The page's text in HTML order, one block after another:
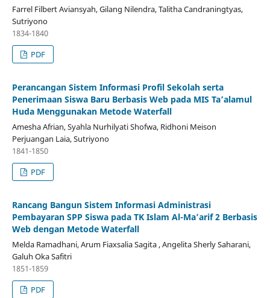
Farrel Filbert Aviansyah, Gilang Nilendra, Talitha Candraningtyas,
Sutriyono
1834-1840
PDF
Perancangan Sistem Informasi Profil Sekolah serta
Penerimaan Siswa Baru Berbasis Web pada MIS Ta’alamul
Huda Menggunakan Metode Waterfall
Amesha Afrian, Syahla Nurhilyati Shofwa, Ridhoni Meison
Perjuangan Laia, Sutriyono
1841-1850
PDF
Rancang Bangun Sistem Informasi Administrasi
Pembayaran SPP Siswa pada TK Islam Al-Ma’arif 2 Berbasis
Web dengan Metode Waterfall
Melda Ramadhani, Arum Fiaxsalia Sagita , Angelita Sherly Saharani,
Galuh Oka Safitri
1851-1859
PDF